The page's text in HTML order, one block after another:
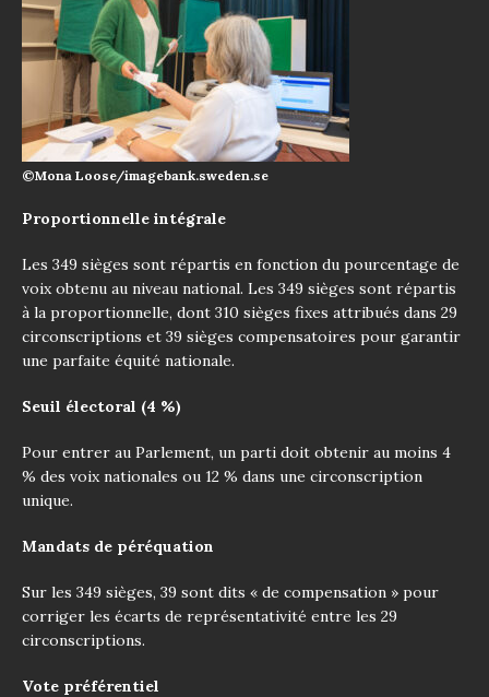
©Mona Loose/imagebank.sweden.se
Proportionnelle intégrale
Les 349 sièges sont répartis en fonction du pourcentage de
voix obtenu au niveau national. Les 349 sièges sont répartis
à la proportionnelle, dont 310 sièges fixes attribués dans 29
circonscriptions et 39 sièges compensatoires pour garantir
une parfaite équité nationale.
Seuil électoral (4 %)
Pour entrer au Parlement, un parti doit obtenir au moins 4
% des voix nationales ou 12 % dans une circonscription
unique.
Mandats de péréquation
Sur les 349 sièges, 39 sont dits « de compensation » pour
corriger les écarts de représentativité entre les 29
circonscriptions.
Vote préférentiel